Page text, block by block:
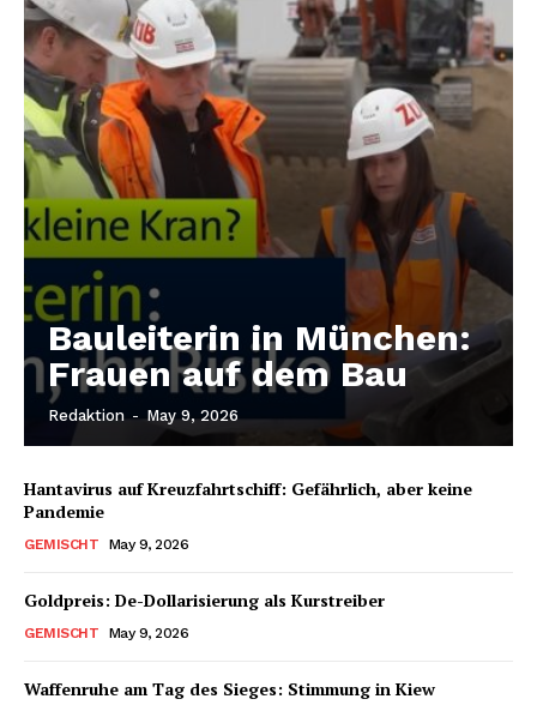
Bauleiterin in München:
Frauen auf dem Bau
Redaktion - May 9, 2026
Hantavirus auf Kreuzfahrtschiff: Gefährlich, aber keine
Pandemie
GEMISCHT May 9, 2026
Goldpreis: De-Dollarisierung als Kurstreiber
GEMISCHT May 9, 2026
Waffenruhe am Tag des Sieges: Stimmung in Kiew